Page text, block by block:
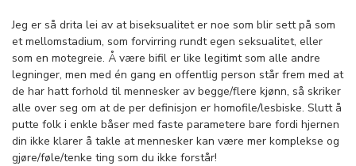
Jeg er så drita lei av at biseksualitet er noe som blir sett på som
et mellomstadium, som forvirring rundt egen seksualitet, eller
som en motegreie. Å være bifil er like legitimt som alle andre
legninger, men med én gang en offentlig person står frem med at
de har hatt forhold til mennesker av begge/flere kjønn, så skriker
alle over seg om at de per definisjon er homofile/lesbiske. Slutt å
putte folk i enkle båser med faste parametere bare fordi hjernen
din ikke klarer å takle at mennesker kan være mer komplekse og
gjøre/føle/tenke ting som du ikke forstår!